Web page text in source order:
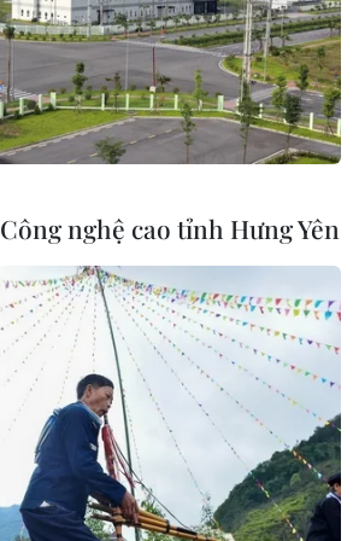
Việt Nam theo
vững cùng di
đêm hội đậm sắc
tại châu Âu
Việt sải bước
Fashion Week
nghệ cao tỉnh Hưng Yên